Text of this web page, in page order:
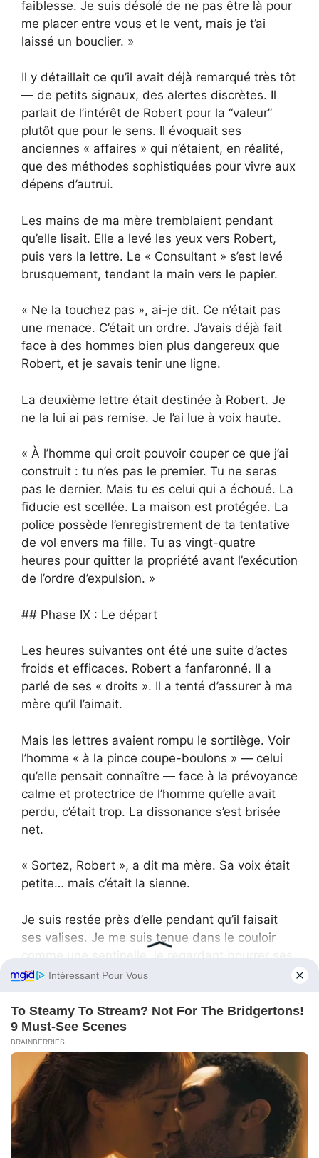
faiblesse. Je suis désolé de ne pas être là pour
me placer entre vous et le vent, mais je t’ai
laissé un bouclier. »
Il y détaillait ce qu’il avait déjà remarqué très tôt
— de petits signaux, des alertes discrètes. Il
parlait de l’intérêt de Robert pour la “valeur”
plutôt que pour le sens. Il évoquait ses
anciennes « affaires » qui n’étaient, en réalité,
que des méthodes sophistiquées pour vivre aux
dépens d’autrui.
Les mains de ma mère tremblaient pendant
qu’elle lisait. Elle a levé les yeux vers Robert,
puis vers la lettre. Le « Consultant » s’est levé
brusquement, tendant la main vers le papier.
« Ne la touchez pas », ai-je dit. Ce n’était pas
une menace. C’était un ordre. J’avais déjà fait
face à des hommes bien plus dangereux que
Robert, et je savais tenir une ligne.
La deuxième lettre était destinée à Robert. Je
ne la lui ai pas remise. Je l’ai lue à voix haute.
« À l’homme qui croit pouvoir couper ce que j’ai
construit : tu n’es pas le premier. Tu ne seras
pas le dernier. Mais tu es celui qui a échoué. La
fiducie est scellée. La maison est protégée. La
police possède l’enregistrement de ta tentative
de vol envers ma fille. Tu as vingt-quatre
heures pour quitter la propriété avant l’exécution
de l’ordre d’expulsion. »
## Phase IX : Le départ
Les heures suivantes ont été une suite d’actes
froids et efficaces. Robert a fanfaronné. Il a
parlé de ses « droits ». Il a tenté d’assurer à ma
mère qu’il l’aimait.
Mais les lettres avaient rompu le sortilège. Voir
l’homme « à la pince coupe-boulons » — celui
qu’elle pensait connaître — face à la prévoyance
calme et protectrice de l’homme qu’elle avait
perdu, c’était trop. La dissonance s’est brisée
net.
« Sortez, Robert », a dit ma mère. Sa voix était
petite… mais c’était la sienne.
Je suis restée près d’elle pendant qu’il faisait
ses valises. Je me suis tenue dans le couloir
costumes chers dans des bagages. Il n’avait
qui avait tout misé sur un casse, et qui venait
de comprendre que le coffre était vide.
Au moment de passer la porte, il m’a lancé un
regard chargé d’un venin pur.
« Tu le regretteras. Elle sera seule. Toi, tu n’es